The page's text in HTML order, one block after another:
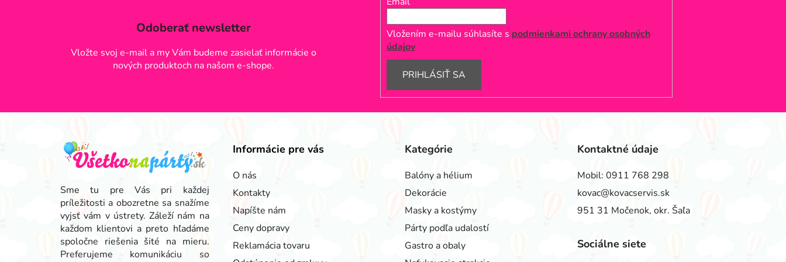
Odoberať newsletter
Vložte svoj e-mail a my Vám budeme zasielať informácie o
nových produktoch na našom e-shope.
Vložením e-mailu súhlasíte s podmienkami ochrany osobných
údajov
PRIHLÁSIŤ SA
Sme tu pre Vás pri každej
príležitosti a obozretne sa snažíme
vyjsť vám v ústrety. Záleží nám na
každom klientovi a preto hľadáme
spoločne riešenia šité na mieru.
Preferujeme komunikáciu so
Informácie pre vás
O nás
Kontakty
Napíšte nám
Ceny dopravy
Reklamácia tovaru
Kategórie
Balóny a hélium
Dekorácie
Masky a kostýmy
Párty podľa udalostí
Gastro a obaly
Kontaktné údaje
Mobil: 0911 768 298
kovac@kovacservis.sk
951 31 Močenok, okr. Šaľa
Sociálne siete